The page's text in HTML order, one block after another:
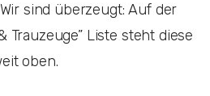
sind überzeugt: Auf der
Trauzeuge” Liste steht diese
oben.